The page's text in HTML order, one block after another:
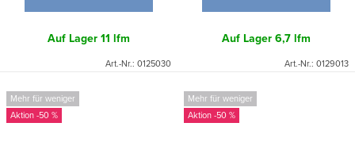
Auf Lager11 lfm
Art.-Nr.: 0125030
Auf Lager6,7 lfm
Art.-Nr.: 0129013
Mehr für weniger
-50 %
Mehr für weniger
-50 %